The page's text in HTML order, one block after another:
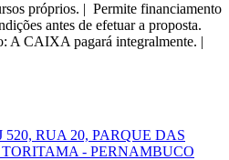
próprios. | Permite financiamento
antes de efetuar a proposta.
A CAIXA pagará integralmente. |
520, RUA 20, PARQUE DAS
TORITAMA - PERNAMBUCO